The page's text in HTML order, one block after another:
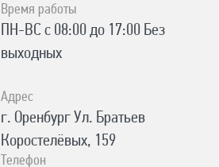
Время работы
ПН-ВС с 08:00 до 17:00 Без
выходных
Адрес
г. Оренбург Ул. Братьев
Коростелёвых, 159
Телефон